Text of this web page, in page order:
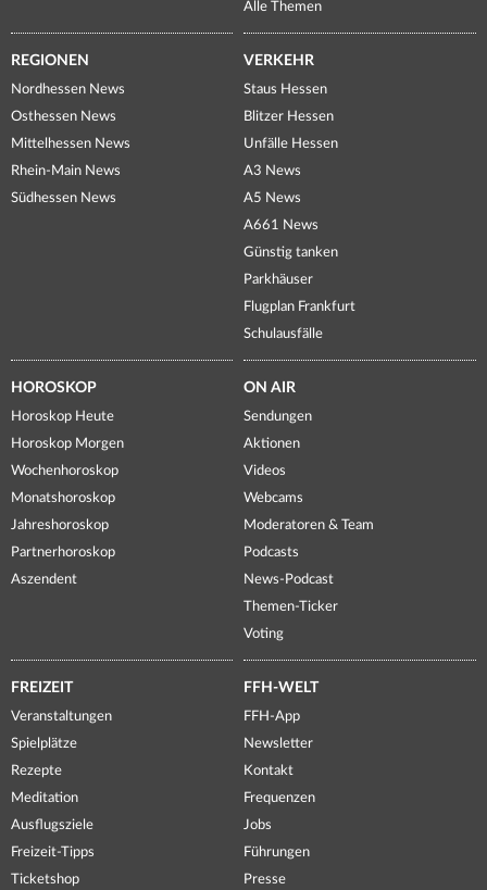
Alle Themen
REGIONEN
Nordhessen News
Osthessen News
Mittelhessen News
Rhein-Main News
Südhessen News
VERKEHR
Staus Hessen
Blitzer Hessen
Unfälle Hessen
A3 News
A5 News
A661 News
Günstig tanken
Parkhäuser
Flugplan Frankfurt
Schulausfälle
HOROSKOP
Horoskop Heute
Horoskop Morgen
Wochenhoroskop
Monatshoroskop
Jahreshoroskop
Partnerhoroskop
Aszendent
ON AIR
Sendungen
Aktionen
Videos
Webcams
Moderatoren & Team
Podcasts
News-Podcast
Themen-Ticker
Voting
FREIZEIT
Veranstaltungen
Spielplätze
Rezepte
Meditation
Ausflugsziele
Freizeit-Tipps
Ticketshop
FFH-WELT
FFH-App
Newsletter
Kontakt
Frequenzen
Jobs
Führungen
Presse